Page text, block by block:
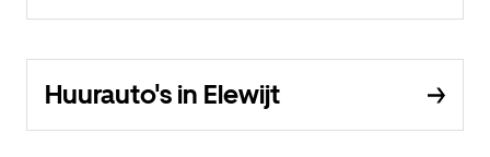
Huurauto's in Elewijt